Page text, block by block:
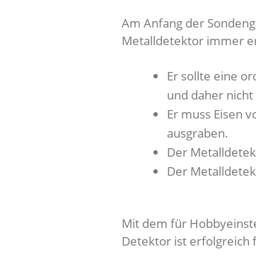
Am Anfang der
Metalldetektor immer
Er sollte eine
und daher
Er muss Eisen
ausgraben.
Der
Der
Mit dem für
Detektor ist erfolgreich